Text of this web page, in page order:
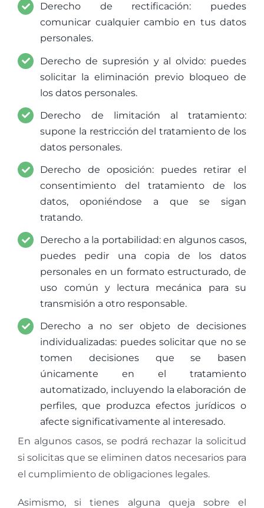
Derecho de rectificación: puedes
comunicar cualquier cambio en tus datos
personales.
Derecho de supresión y al olvido: puedes
solicitar la eliminación previo bloqueo de
los datos personales.
Derecho de limitación al tratamiento:
supone la restricción del tratamiento de los
datos personales.
Derecho de oposición: puedes retirar el
consentimiento del tratamiento de los
datos, oponiéndose a que se sigan
tratando.
Derecho a la portabilidad: en algunos casos,
puedes pedir una copia de los datos
personales en un formato estructurado, de
uso común y lectura mecánica para su
transmisión a otro responsable.
Derecho a no ser objeto de decisiones
individualizadas: puedes solicitar que no se
tomen decisiones que se basen
únicamente en el tratamiento
automatizado, incluyendo la elaboración de
perfiles, que produzca efectos jurídicos o
afecte significativamente al interesado.
En algunos casos, se podrá rechazar la solicitud
si solicitas que se eliminen datos necesarios para
el cumplimiento de obligaciones legales.
Asimismo, si tienes alguna queja sobre el